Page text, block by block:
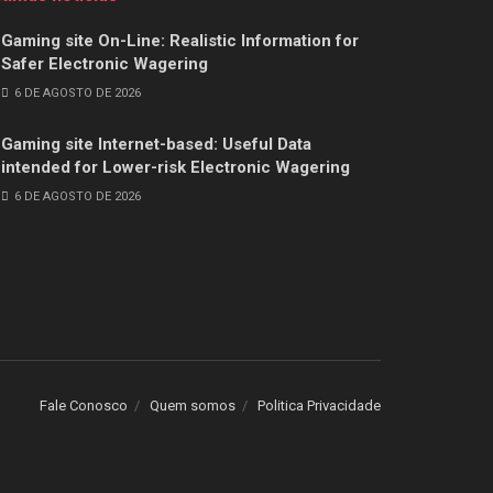
Gaming site On-Line: Realistic Information for
Safer Electronic Wagering
6 DE AGOSTO DE 2026
Gaming site Internet-based: Useful Data
intended for Lower-risk Electronic Wagering
6 DE AGOSTO DE 2026
Fale Conosco Quem somos Politica Privacidade